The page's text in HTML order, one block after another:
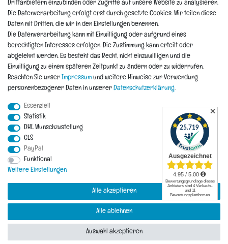
Informationen
Hinweis zur Entsorgung von Altbaterien
*Teil-Widerruf
Impressum Daten­schutz­erklärung Widerrufs­recht
© Copyright 2026 | Alle Rechte vorbehalten.
Drittanbietern einzubinden oder Zugriffe auf unsere Website zu analysieren.
Die Datenverarbeitung erfolgt erst durch gesetzte Cookies. Wir teilen diese
Daten mit Dritten, die wir in den Einstellungen benennen.
Die Datenverarbeitung kann mit Einwilligung oder aufgrund eines
berechtigten Interesses erfolgen. Die Zustimmung kann erteilt oder
abgelehnt werden. Es besteht das Recht, nicht einzuwilligen und die
Einwilligung zu einem späteren Zeitpunkt zu ändern oder zu widerrufen.
Beachten Sie unser Impressum und weitere Hinweise zur Verwendung
personenbezogener Daten in unserer Daten­schutz­erklärung.
Essenziell
Statistik
DHL Wunschzustellung
GLS
PayPal
Funktional
Weitere Einstellungen
Alle akzeptieren
Alle ablehnen
Auswahl akzeptieren
✕